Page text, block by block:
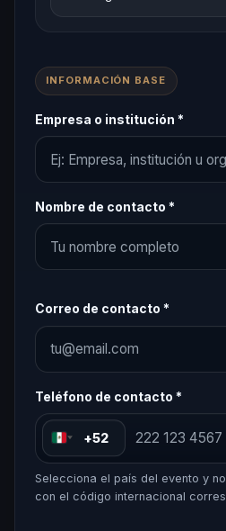
INFORMACIÓN BASE
Empresa o institución *
Nombre de contacto *
Correo de contacto *
Teléfono de contacto *
+52
Selecciona el país del evento y
con el código internacional